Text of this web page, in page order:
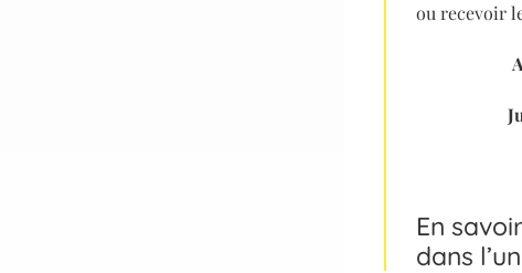
ou recevoir
En
dans